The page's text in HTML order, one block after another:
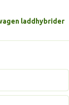
laddhybrider